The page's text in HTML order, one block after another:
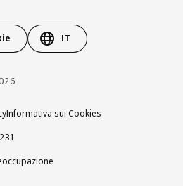
IT
Informativa sui Cookies